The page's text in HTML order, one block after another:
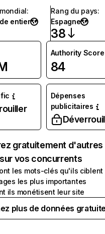
:
entier
Rang du pays:
Espagne
38
Authority Score
84
Dépenses
publicitaires
gratuitement d'autres
vos concurrents
les mots-clés qu'ils ciblent
les plus importantes
ils monétisent leur site
plus de données